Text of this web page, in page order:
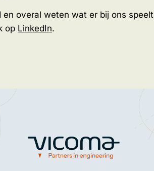
overal weten wat er bij ons speelt
op LinkedIn.